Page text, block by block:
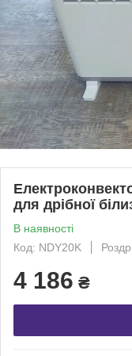
для дрібної
В наявності
Код: NDY20K
4 186 ₴